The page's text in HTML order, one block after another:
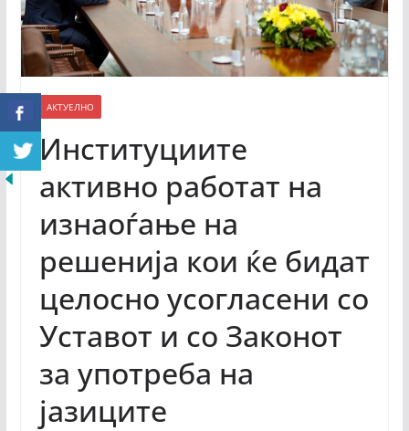
АКТУЕЛНО
Институциите
активно работат на
изнаоѓање на
решенија кои ќе бидат
целосно усогласени со
Уставот и со Законот
за употреба на
јазиците